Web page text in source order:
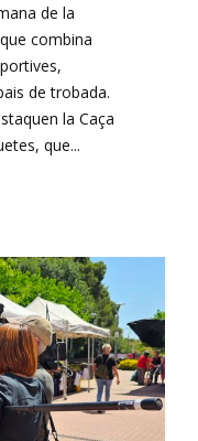
de la
combina
de trobada.
la Caça
que...